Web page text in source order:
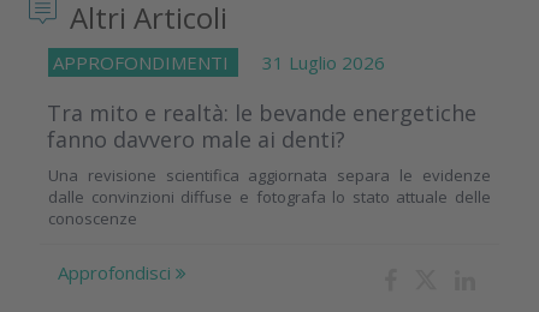
Altri Articoli
APPROFONDIMENTI 31 Luglio 2026
Tra mito e realtà: le bevande energetiche
fanno davvero male ai denti?
Una revisione scientifica aggiornata separa le evidenze
dalle convinzioni diffuse e fotografa lo stato attuale delle
conoscenze
Approfondisci